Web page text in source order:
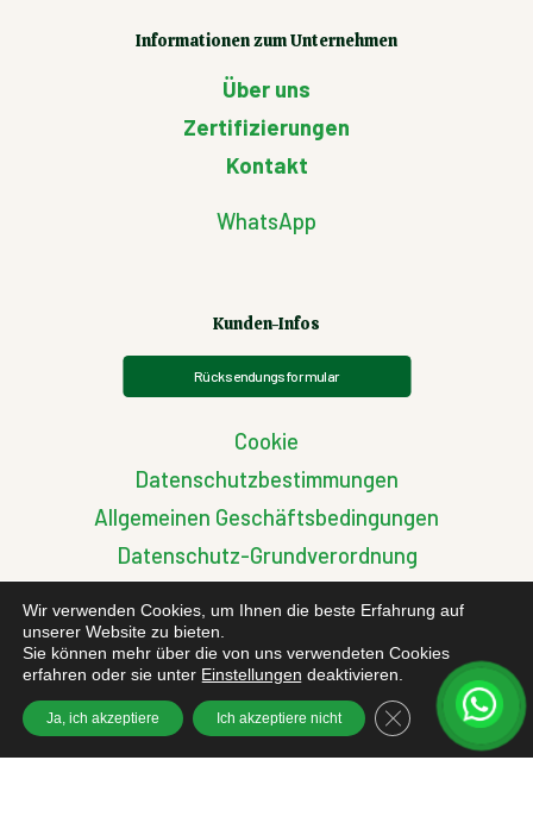
Informationen zum Unternehmen
Über uns
Zertifizierungen
Kontakt
WhatsApp
Kunden-Infos
Rücksendungsformular
Cookie
Datenschutzbestimmungen
Allgemeinen Geschäftsbedingungen
Datenschutz-Grundverordnung
Wir verwenden Cookies, um Ihnen die beste Erfahrung auf
unserer Website zu bieten.
Sie können mehr über die von uns verwendeten Cookies
erfahren oder sie unter Einstellungen deaktivieren.
Ja, ich akzeptiere Ich akzeptiere nicht GDPR Cookie-